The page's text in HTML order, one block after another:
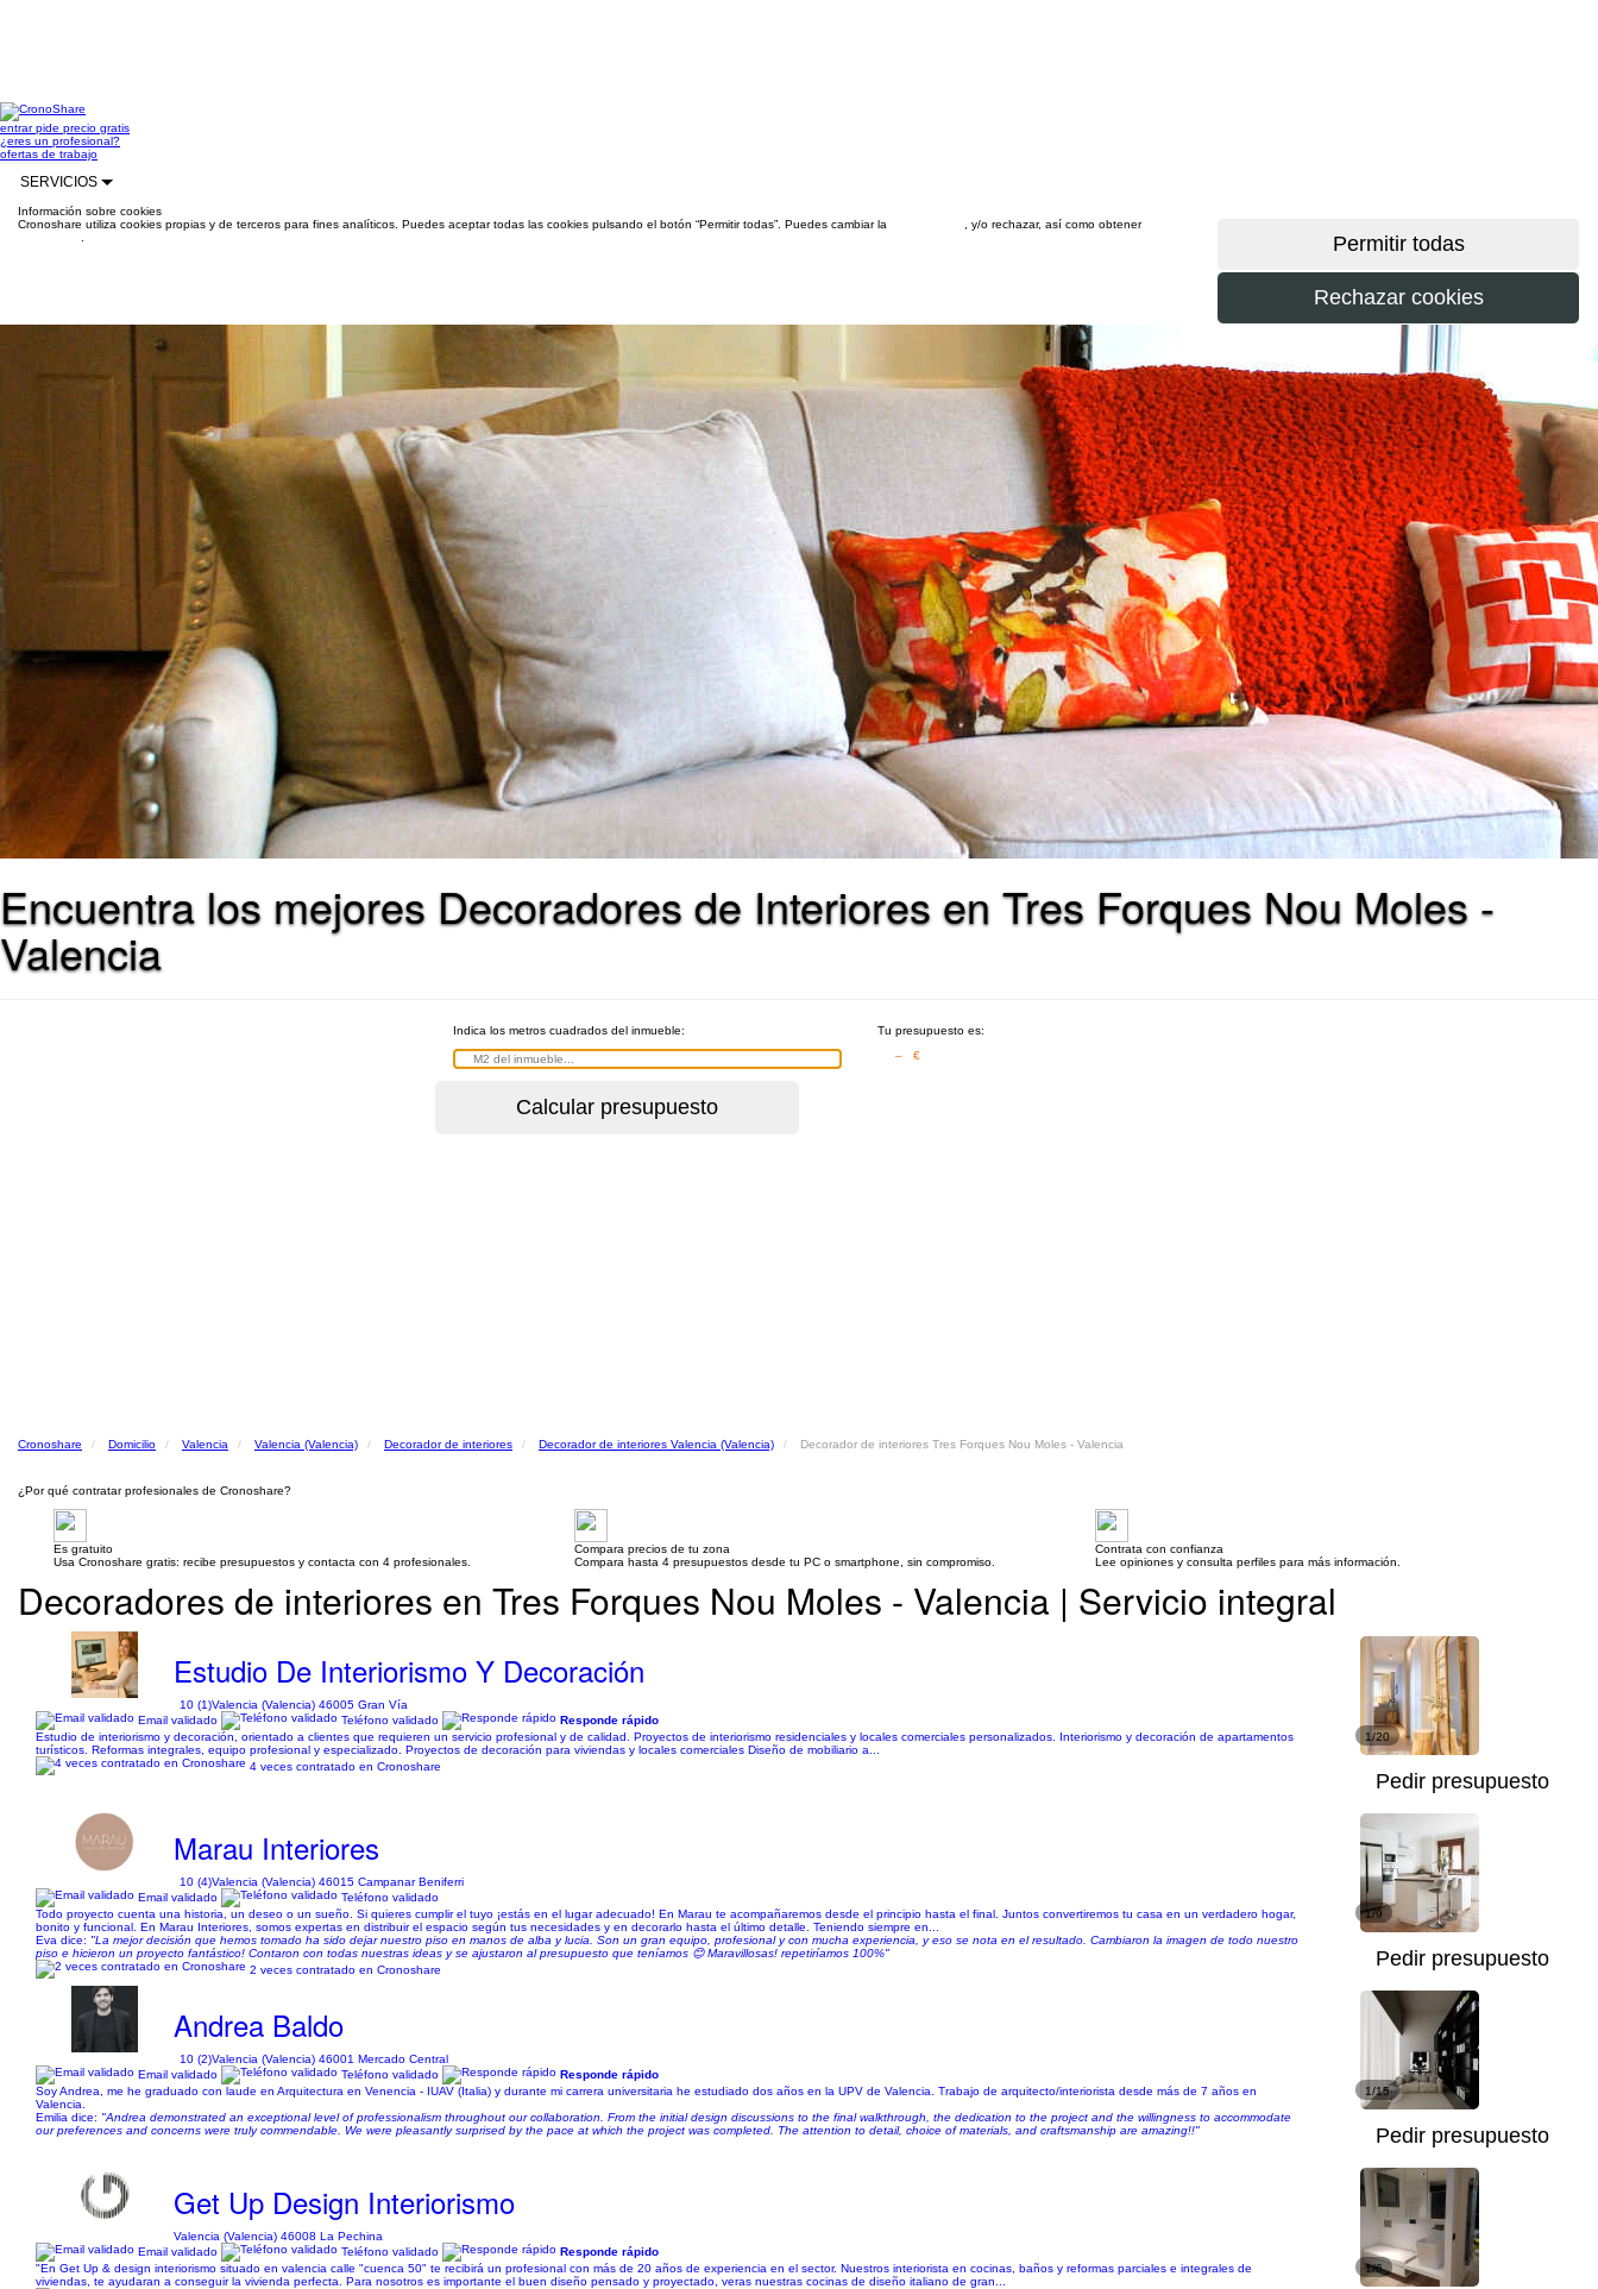
entrarpide precio gratis
¿eres un profesional?
ofertas de trabajo
SERVICIOS
Información sobre cookies
Cronoshare utiliza cookies propias y de terceros para fines analíticos. Puedes aceptar todas las cookies pulsando el botón “Permitir todas”. Puedes cambiar la
, y/o rechazar, así como obtener
Encuentra los mejores Decoradores de Interiores en Tres Forques Nou Moles -
Valencia
Indica los metros cuadrados del inmueble:
Tu presupuesto es:
– €
Cronoshare Domicilio Valencia Valencia (Valencia) Decorador de interiores Decorador de interiores Valencia (Valencia) Decorador de interiores Tres Forques Nou Moles - Valencia
¿Por qué contratar profesionales de Cronoshare?
Es gratuito
Usa Cronoshare gratis: recibe presupuestos y contacta con 4 profesionales.
Compara precios de tu zona
Compara hasta 4 presupuestos desde tu PC o smartphone, sin compromiso.
Contrata con confianza
Lee opiniones y consulta perfiles para más información.
Decoradores de interiores en Tres Forques Nou Moles - Valencia | Servicio integral
Estudio De Interiorismo Y Decoración
10 (1)Valencia (Valencia) 46005 Gran Vía
Email validado
Teléfono validado
Responde rápido
Estudio de interiorismo y decoración, orientado a clientes que requieren un servicio profesional y de calidad. Proyectos de interiorismo residenciales y locales comerciales personalizados. Interiorismo y decoración de apartamentos
turísticos. Reformas integrales, equipo profesional y especializado. Proyectos de decoración para viviendas y locales comerciales Diseño de mobiliario a...
4 veces contratado en Cronoshare
1/20
Pedir presupuesto
Marau Interiores
10 (4)Valencia (Valencia) 46015 Campanar Beniferri
Email validado
Teléfono validado
Todo proyecto cuenta una historia, un deseo o un sueño. Si quieres cumplir el tuyo ¡estás en el lugar adecuado! En Marau te acompañaremos desde el principio hasta el final. Juntos convertiremos tu casa en un verdadero hogar,
bonito y funcional. En Marau Interiores, somos expertas en distribuir el espacio según tus necesidades y en decorarlo hasta el último detalle. Teniendo siempre en...
Eva dice: "La mejor decisión que hemos tomado ha sido dejar nuestro piso en manos de alba y lucia. Son un gran equipo, profesional y con mucha experiencia, y eso se nota en el resultado. Cambiaron la imagen de todo nuestro
piso e hicieron un proyecto fantástico! Contaron con todas nuestras ideas y se ajustaron al presupuesto que teníamos 😊 Maravillosas! repetiríamos 100%"
2 veces contratado en Cronoshare
1/9
Pedir presupuesto
Andrea Baldo
10 (2)Valencia (Valencia) 46001 Mercado Central
Email validado
Teléfono validado
Responde rápido
Soy Andrea, me he graduado con laude en Arquitectura en Venencia - IUAV (Italia) y durante mi carrera universitaria he estudiado dos años en la UPV de Valencia. Trabajo de arquitecto/interiorista desde más de 7 años en
Valencia.
Emilia dice: "Andrea demonstrated an exceptional level of professionalism throughout our collaboration. From the initial design discussions to the final walkthrough, the dedication to the project and the willingness to accommodate
our preferences and concerns were truly commendable. We were pleasantly surprised by the pace at which the project was completed. The attention to detail, choice of materials, and craftsmanship are amazing!!"
1/15
Pedir presupuesto
Get Up Design Interiorismo
Valencia (Valencia) 46008 La Pechina
Email validado
Teléfono validado
Responde rápido
"En Get Up & design interiorismo situado en valencia calle "cuenca 50" te recibirá un profesional con más de 20 años de experiencia en el sector. Nuestros interiorista en cocinas, baños y reformas parciales e integrales de
viviendas, te ayudaran a conseguir la vivienda perfecta. Para nosotros es importante el buen diseño pensado y proyectado, veras nuestras cocinas de diseño italiano de gran...
1/6